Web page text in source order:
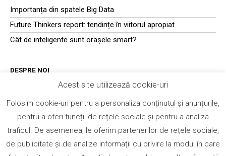
Importanța din spatele Big Data
Future Thinkers report: tendințe în viitorul apropiat
Cât de inteligente sunt orașele smart?
DESPRE NOI
schimb de informații din domeniul tehnologiei, dedicată
managerilor, antreprenorilor și specialiștilor din industria IT.
Membrii platformei obțin acces la întregul ecosistem de conținut
– articole, studii de caz, white papers, prezentări, materiale video
– și alte resurse valoroase din domeniul tehnologiei, dezvoltate
Acest site utilizează cookie-uri
Folosim cookie-uri pentru a personaliza conținutul și anunțurile,
pentru a oferi funcții de rețele sociale și pentru a analiza
traficul. De asemenea, le oferim partenerilor de rețele sociale,
de publicitate și de analize informații cu privire la modul în care